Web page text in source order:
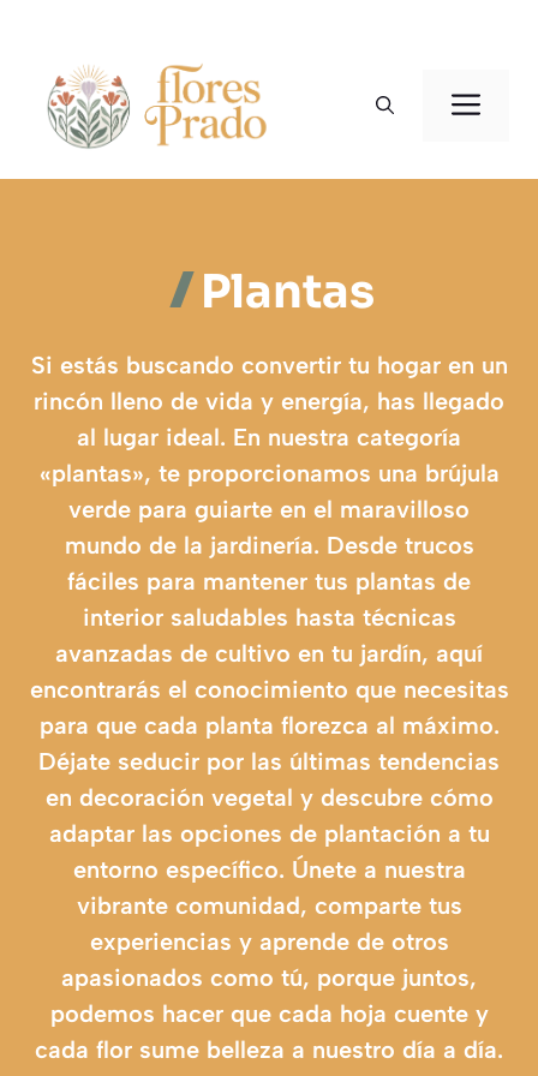
contenido
Plantas
Si estás buscando convertir tu hogar en un
rincón lleno de vida y energía, has llegado
al lugar ideal. En nuestra categoría
«plantas», te proporcionamos una brújula
verde para guiarte en el maravilloso
mundo de la jardinería. Desde trucos
fáciles para mantener tus plantas de
interior saludables hasta técnicas
avanzadas de cultivo en tu jardín, aquí
encontrarás el conocimiento que necesitas
para que cada planta florezca al máximo.
Déjate seducir por las últimas tendencias
en decoración vegetal y descubre cómo
adaptar las opciones de plantación a tu
entorno específico. Únete a nuestra
vibrante comunidad, comparte tus
experiencias y aprende de otros
apasionados como tú, porque juntos,
podemos hacer que cada hoja cuente y
cada flor sume belleza a nuestro día a día.